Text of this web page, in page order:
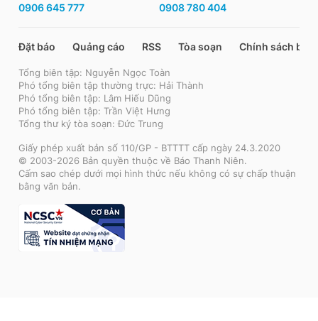
0906 645 777 0908 780 404
Đặt báo Quảng cáo RSS Tòa soạn Chính sách bảo
Tổng biên tập: Nguyễn Ngọc Toàn
Phó tổng biên tập thường trực: Hải Thành
Phó tổng biên tập: Lâm Hiếu Dũng
Phó tổng biên tập: Trần Việt Hưng
Tổng thư ký tòa soạn: Đức Trung
Giấy phép xuất bản số 110/GP - BTTTT cấp ngày 24.3.2020
© 2003-2026 Bản quyền thuộc về Báo Thanh Niên.
Cấm sao chép dưới mọi hình thức nếu không có sự chấp thuận
bằng văn bản.